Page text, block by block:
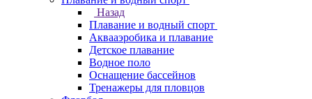
Назад
Плавание и водный спорт
Аквааэробика и плавание
Детское плавание
Водное поло
Оснащение бассейнов
Тренажеры для пловцов